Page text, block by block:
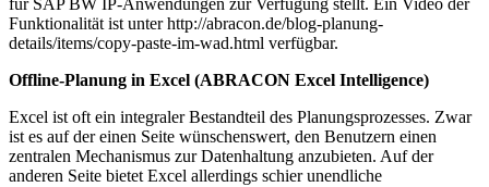
Funktionalität ist unter http://abracon.de/blog-planung-
details/items/copy-paste-im-wad.html verfügbar.
Offline-Planung in Excel (ABRACON Excel Intelligence)
Excel ist oft ein integraler Bestandteil des Planungsprozesses. Zwar
ist es auf der einen Seite wünschenswert, den Benutzern einen
zentralen Mechanismus zur Datenhaltung anzubieten. Auf der
anderen Seite bietet Excel allerdings schier unendliche